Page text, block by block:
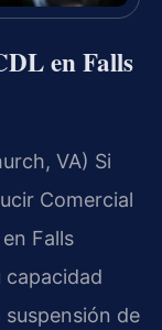
en Falls
VA) Si
Comercial
Falls
capacidad
de